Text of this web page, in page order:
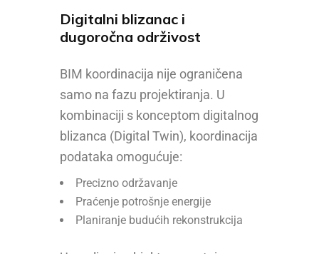
Digitalni blizanac i
dugoročna održivost
BIM koordinacija nije ograničena
samo na fazu projektiranja. U
kombinaciji s konceptom digitalnog
blizanca (Digital Twin), koordinacija
podataka omogućuje:
Precizno održavanje
Praćenje potrošnje energije
Planiranje budućih rekonstrukcija